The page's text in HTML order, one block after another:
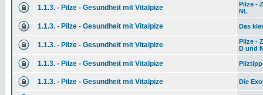
1.1.3. - Pilze - Gesundheit mit Vitalpize
Pilze -
NL
1.1.3. - Pilze - Gesundheit mit Vitalpize Das
1.1.3. - Pilze - Gesundheit mit Vitalpize
Pilze -
D und
1.1.3. - Pilze - Gesundheit mit Vitalpize
1.1.3. - Pilze - Gesundheit mit Vitalpize Die